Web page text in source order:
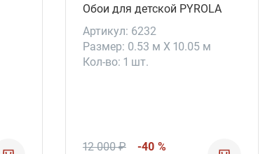
Обои для детской PYROLA
Артикул: 6232
Размер: 0.53 м X 10.05 м
Кол-во: 1 шт.
12 000 ₽ -40 %